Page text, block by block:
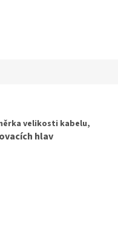
velikosti kabelu,
hlav